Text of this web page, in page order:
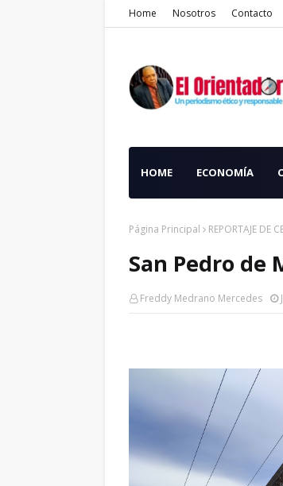
Home Nosotros Contacto
HOME ECONOMÍA
Página Principal REPORTAJE DE
San Pedro de
Freddy Medrano Mercedes